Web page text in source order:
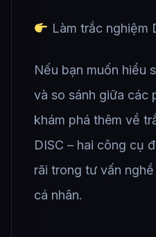
Làm trắc nghiệm
Nếu bạn muốn hiểu
và so sánh giữa các
khám phá thêm về
DISC – hai công cụ
rãi trong tư vấn
cá nhân.